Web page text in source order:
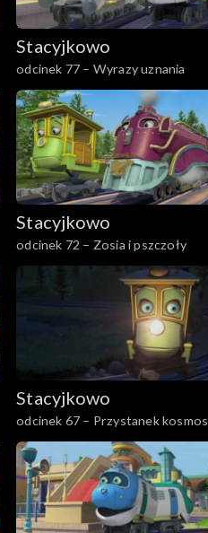
Stacyjkowo
odcinek 77 – Wyrazy uznania
Stacyjkowo
odcinek 72 – Zosia i pszczoły
Stacyjkowo
odcinek 67 – Przystanek kosmos